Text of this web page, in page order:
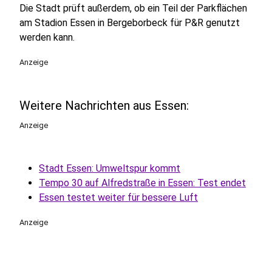
Die Stadt prüft außerdem, ob ein Teil der Parkflächen
am Stadion Essen in Bergeborbeck für P&R genutzt
werden kann.
Anzeige
Weitere Nachrichten aus Essen:
Anzeige
Stadt Essen: Umweltspur kommt
Tempo 30 auf Alfredstraße in Essen: Test endet
Essen testet weiter für bessere Luft
Anzeige